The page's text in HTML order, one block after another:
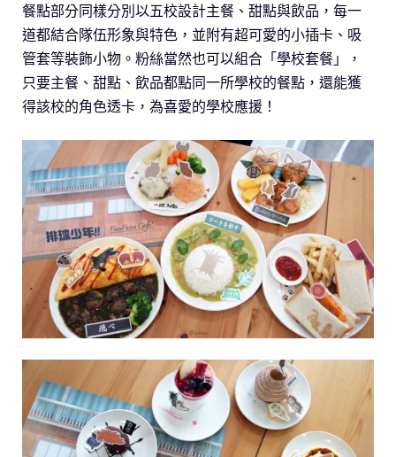
餐點部分同樣分別以五校設計主餐、甜點與飲品，每一
道都結合隊伍形象與特色，並附有超可愛的小插卡、吸
管套等裝飾小物。粉絲當然也可以組合「學校套餐」，
只要主餐、甜點、飲品都點同一所學校的餐點，還能獲
得該校的角色透卡，為喜愛的學校應援！